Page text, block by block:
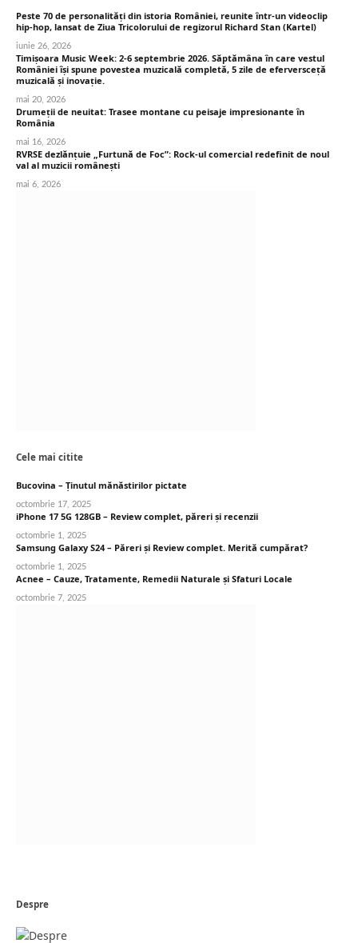
Peste 70 de personalități din istoria României, reunite într-un videoclip
hip-hop, lansat de Ziua Tricolorului de regizorul Richard Stan (Kartel)
iunie 26, 2026
Timișoara Music Week: 2-6 septembrie 2026. Săptămâna în care vestul
României își spune povestea muzicală completă, 5 zile de eferversceță
muzicală și inovație.
mai 20, 2026
Drumeții de neuitat: Trasee montane cu peisaje impresionante în
România
mai 16, 2026
RVRSE dezlănțuie „Furtună de Foc”: Rock-ul comercial redefinit de noul
val al muzicii românești
mai 6, 2026
Cele mai citite
Bucovina – Ținutul mănăstirilor pictate
octombrie 17, 2025
iPhone 17 5G 128GB – Review complet, păreri și recenzii
octombrie 1, 2025
Samsung Galaxy S24 – Păreri și Review complet. Merită cumpărat?
octombrie 1, 2025
Acnee – Cauze, Tratamente, Remedii Naturale și Sfaturi Locale
octombrie 7, 2025
Despre